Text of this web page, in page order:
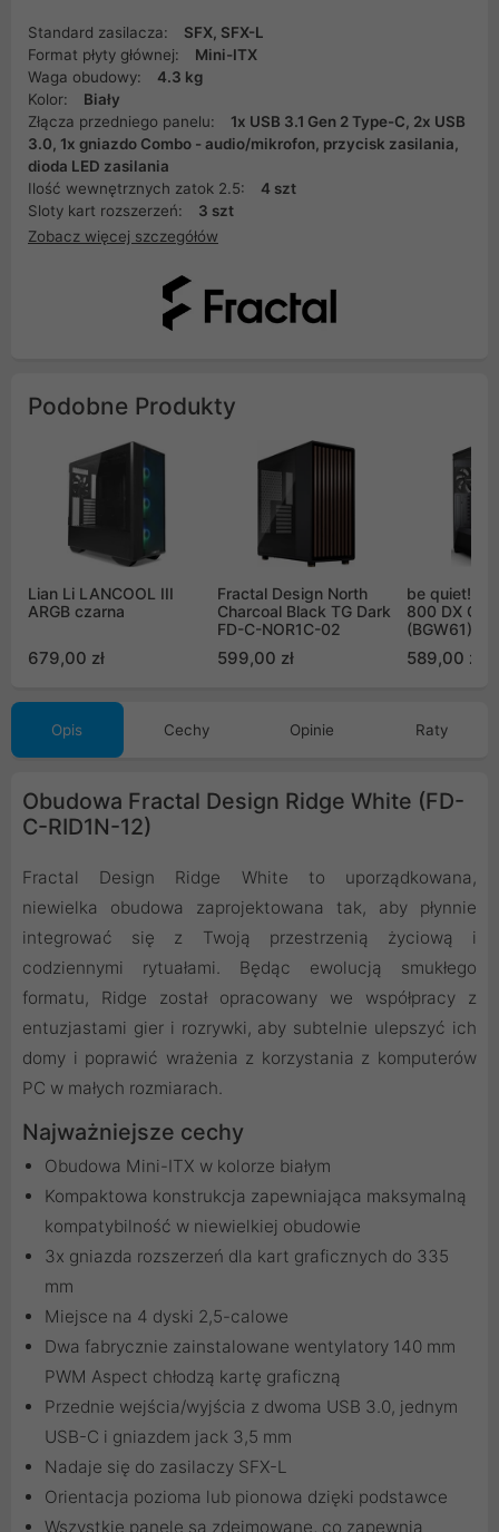
Standard zasilacza:
SFX, SFX-L
Format płyty głównej:
Mini-ITX
Waga obudowy:
4.3 kg
Kolor:
Biały
Złącza przedniego panelu:
1x USB 3.1 Gen 2 Type-C, 2x USB
3.0, 1x gniazdo Combo - audio/mikrofon, przycisk zasilania,
dioda LED zasilania
Ilość wewnętrznych zatok 2.5:
4 szt
Sloty kart rozszerzeń:
3 szt
Zobacz więcej szczegółów
Podobne Produkty
Lian Li LANCOOL III
ARGB czarna
679,00 zł
Fractal Design North
Charcoal Black TG Dark
FD-C-NOR1C-02
599,00 zł
be quiet!
800 DX
(BGW61)
589,00 zł
Opis Cechy Opinie Raty
Obudowa Fractal Design Ridge White (FD-
C-RID1N-12)
Fractal Design Ridge White to uporządkowana,
niewielka obudowa zaprojektowana tak, aby płynnie
integrować się z Twoją przestrzenią życiową i
codziennymi rytuałami. Będąc ewolucją smukłego
formatu, Ridge został opracowany we współpracy z
entuzjastami gier i rozrywki, aby subtelnie ulepszyć ich
domy i poprawić wrażenia z korzystania z komputerów
PC w małych rozmiarach.
Najważniejsze cechy
Obudowa Mini-ITX w kolorze białym
Kompaktowa konstrukcja zapewniająca maksymalną
kompatybilność w niewielkiej obudowie
3x gniazda rozszerzeń dla kart graficznych do 335
mm
Miejsce na 4 dyski 2,5-calowe
Dwa fabrycznie zainstalowane wentylatory 140 mm
PWM Aspect chłodzą kartę graficzną
Przednie wejścia/wyjścia z dwoma USB 3.0, jednym
USB-C i gniazdem jack 3,5 mm
Nadaje się do zasilaczy SFX-L
Orientacja pozioma lub pionowa dzięki podstawce
Wszystkie panele są zdejmowane, co zapewnia